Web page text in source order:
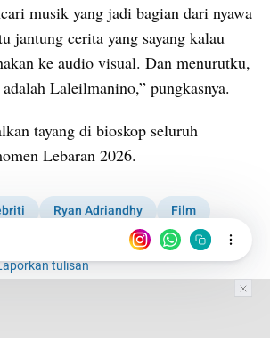
musik yang jadi bagian dari nyawa
jantung cerita yang sayang kalau
ke audio visual. Dan menurutku,
Laleilmanino,” pungkasnya.
tayang di bioskop seluruh
Lebaran 2026.
Ryan Adriandhy
Film
tulisan